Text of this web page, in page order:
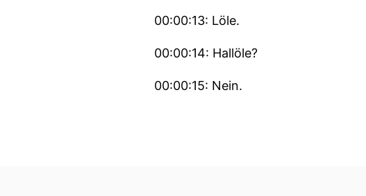
00:00:13: Löle.
00:00:14: Hallöle?
00:00:15: Nein.